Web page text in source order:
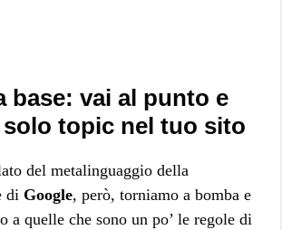
base: vai al punto e
topic nel tuo sito
del metalinguaggio della
di Google, però, torniamo a bomba e
a quelle che sono un po’ le regole di